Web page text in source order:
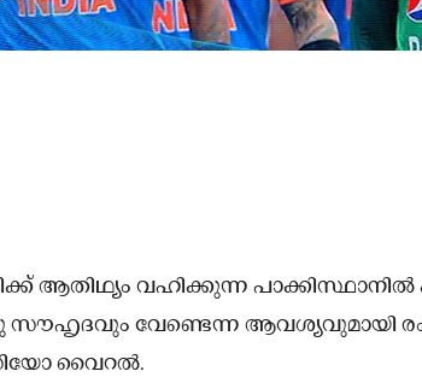
ആതിഥ്യം വഹിക്കുന്ന പാക്കിസ്ഥാനിൽ
സൗഹൃദവും വേണ്ടെന്ന ആവശ്യവുമായി
വൈറൽ.